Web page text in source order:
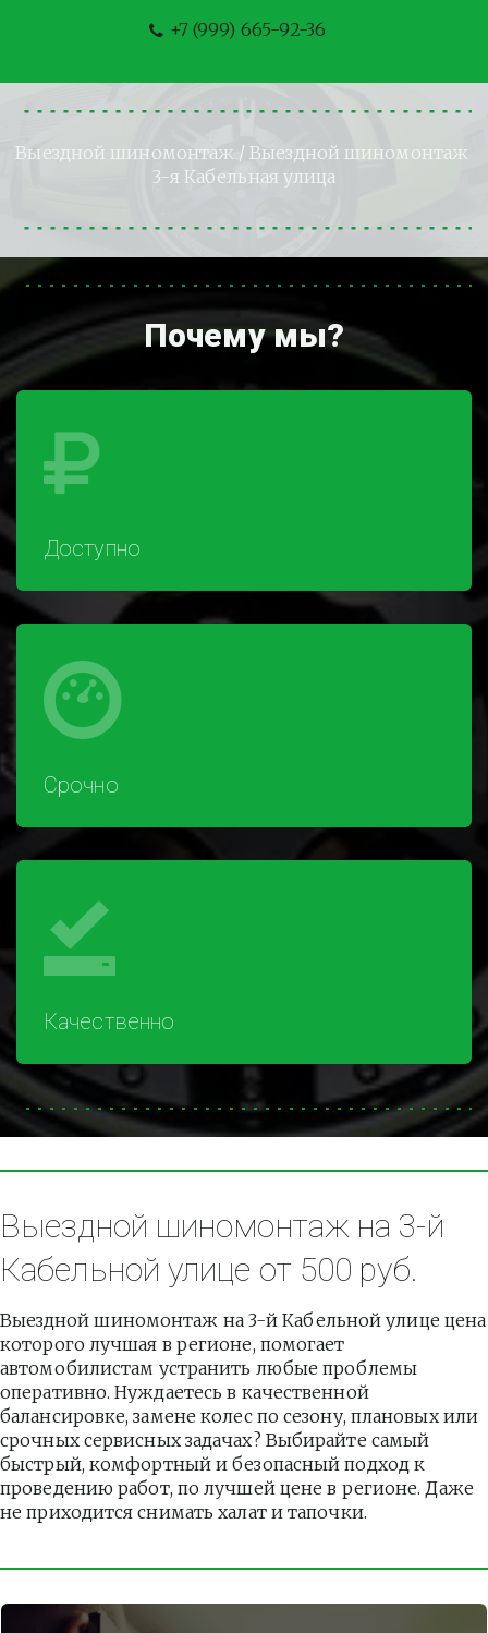
+7 (999) 665-92-36
Выездной шиномонтаж / Выездной шиномонтаж
3-я Кабельная улица
Почему мы?
Доступно
Срочно
Качественно
Выездной шиномонтаж на 3-й
Кабельной улице от 500 руб.
Выездной шиномонтаж на 3-й Кабельной улице цена
которого лучшая в регионе, помогает
автомобилистам устранить любые проблемы
оперативно. Нуждаетесь в качественной
балансировке, замене колес по сезону, плановых или
срочных сервисных задачах? Выбирайте самый
быстрый, комфортный и безопасный подход к
проведению работ, по лучшей цене в регионе. Даже
не приходится снимать халат и тапочки.